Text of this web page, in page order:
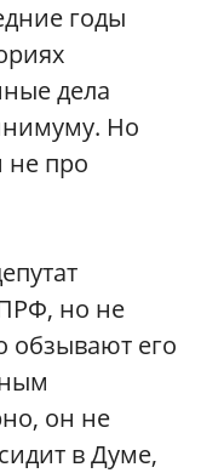
годы
дела
Но
не про
но не
обзывают его
он не
в Думе,